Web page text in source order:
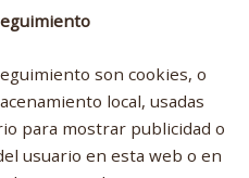
son cookies, o
local, usadas
para mostrar publicidad o
usuario en esta web o en